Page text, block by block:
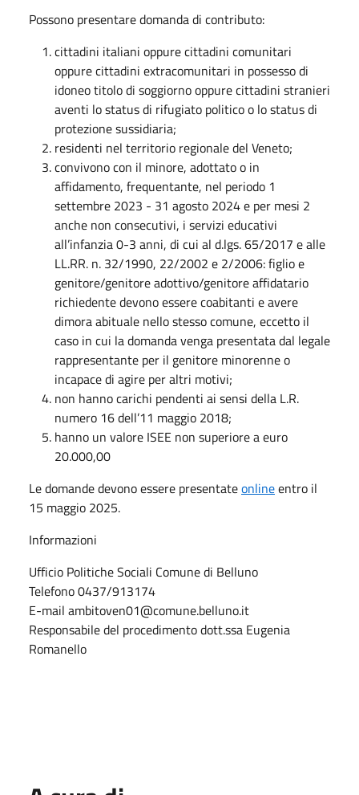
Possono presentare domanda di contributo:
cittadini italiani oppure cittadini comunitari
oppure cittadini extracomunitari in possesso di
idoneo titolo di soggiorno oppure cittadini stranieri
aventi lo status di rifugiato politico o lo status di
protezione sussidiaria;
residenti nel territorio regionale del Veneto;
convivono con il minore, adottato o in
affidamento, frequentante, nel periodo 1
settembre 2023 - 31 agosto 2024 e per mesi 2
anche non consecutivi, i servizi educativi
all’infanzia 0-3 anni, di cui al d.lgs. 65/2017 e alle
LL.RR. n. 32/1990, 22/2002 e 2/2006: figlio e
genitore/genitore adottivo/genitore affidatario
richiedente devono essere coabitanti e avere
dimora abituale nello stesso comune, eccetto il
caso in cui la domanda venga presentata dal legale
rappresentante per il genitore minorenne o
incapace di agire per altri motivi;
non hanno carichi pendenti ai sensi della L.R.
numero 16 dell’11 maggio 2018;
hanno un valore ISEE non superiore a euro
20.000,00
Le domande devono essere presentateonlineentro il
15 maggio 2025.
Informazioni
Ufficio Politiche Sociali Comune di Belluno
Telefono 0437/913174
E-mail ambitoven01@comune.belluno.it
Responsabile del procedimento dott.ssa Eugenia
Romanello